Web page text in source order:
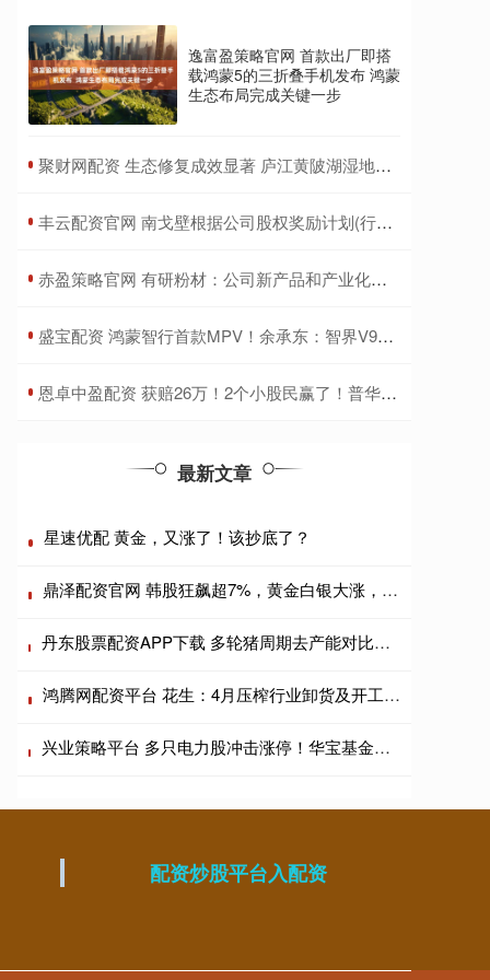
逸富盈策略官网 首款出厂即搭
载鸿蒙5的三折叠手机发布 鸿蒙
生态布局完成关键一步
​聚财网配资 生态修复成效显著 庐江黄陂湖湿地成候鸟天堂
​丰云配资官网 南戈壁根据公司股权奖励计划(行使购股权)发行15万股股份
​赤盈策略官网 有研粉材：公司新产品和产业化按计划推进
​盛宝配资 鸿蒙智行首款MPV！余承东：智界V9今年春天见
​恩卓中盈配资 获赔26万！2个小股民赢了！普华永道承担3%连带赔偿责任
最新文章
星速优配 黄金，又涨了！该抄底了？
鼎泽配资官网 韩股狂飙超7%，黄金白银大涨，原油走低跌近2%
丹东股票配资APP下载 多轮猪周期去产能对比分析：当前去化缓慢，第三季度仍将持续
鸿腾网配资平台 花生：4月压榨行业卸货及开工提升明显 榨利波动收窄
兴业策略平台 多只电力股冲击涨停！华宝基金电力ETF（159146）再涨超2%直逼前高！资金连续加码
配资炒股平台入配资